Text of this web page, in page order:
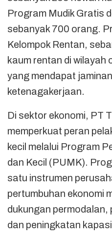
Program Mudik Gratis
sebanyak 700 orang.
Kelompok Rentan,
kaum rentan di
yang mendapat
ketenagakerjaan.
Di sektor ekonomi, PT
memperkuat peran
kecil melalui Program
dan Kecil (PUMK).
satu instrumen
pertumbuhan ekonomi
dukungan permodalan,
dan peningkatan